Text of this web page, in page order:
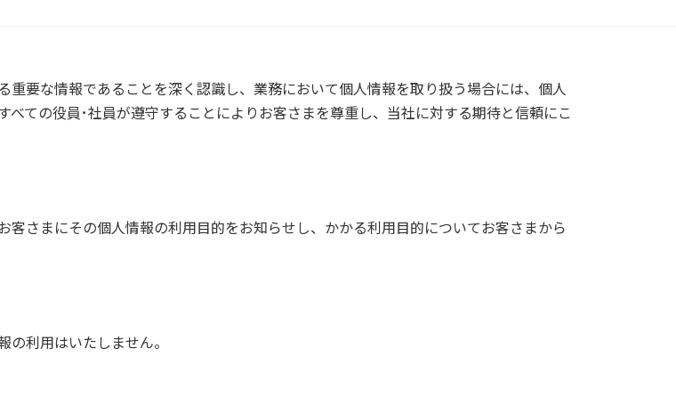
要な情報であることを深く認識し、業務において個人情報を取り扱う場合には、個人
ての役員･社員が遵守することによりお客さまを尊重し、当社に対する期待と信頼にこ
さまにその個人情報の利用目的をお知らせし、かかる利用目的についてお客さまから
利用はいたしません。